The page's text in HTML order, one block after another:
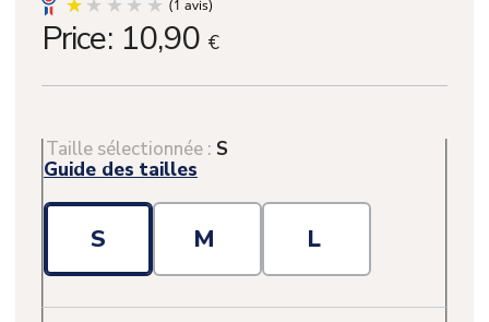
Price: 10,90 €
Taille sélectionnée : S
Guide des tailles
S M L